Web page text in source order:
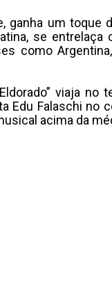
um
se
como
viaja
Falaschi no
acima da